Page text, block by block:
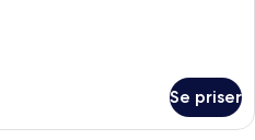
Se priser